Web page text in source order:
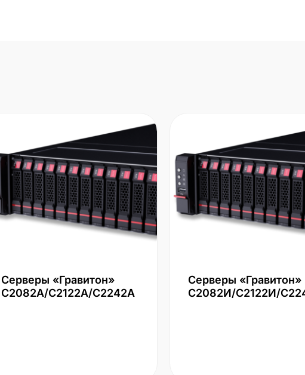
Серверы «Гравитон»
С2082А/С2122А/С2242А
Серверы «Гравитон»
С2082И/С2122И/